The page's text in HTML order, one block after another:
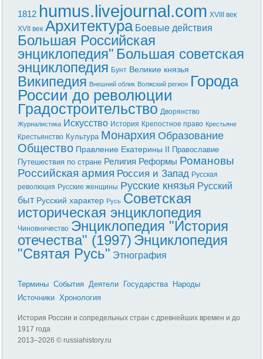
1812 humus.livejournal.com XVIII век
XVII век Архитектура Боевые действия
Большая Российская
энциклопедия" Большая советская
энциклопедия Бунт Великие князья
Википедия Внешний облик Волжский регион Города
России до революции
Градостроительство Дворянство
Журналистика Искусство История Крепостное право Крестьяне
Крестьянство Культура Монархия Образование
Общество Правление Екатерины II Православие
Путешествия по стране Религия Реформы Романовы
Российская армия Россия и Запад Русская
революция Русские женщины Русские князья Русский
быт Русский характер Русь Советская
историческая энциклопедия
Чиновничество Энциклопедия "История
отечества" (1997) Энциклопедия
"Святая Русь" Этнография
Термины События Деятели Государства
Народы
Источники Хронология
История России и сопредельных стран с древнейших времен и до
1917 года
2013–2026 © russiahistory.ru